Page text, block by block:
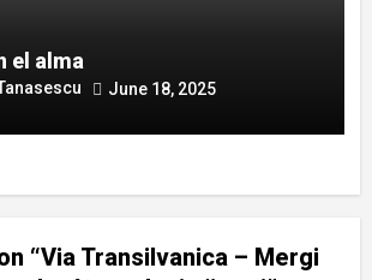
el alma
June 18, 2025
“Via Transilvanica – Mergi